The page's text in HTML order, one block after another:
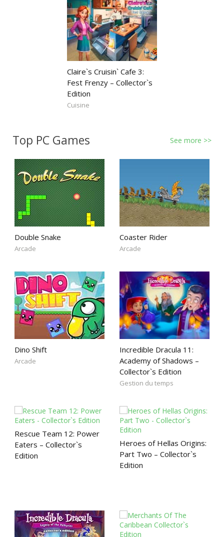
Claire`s Cruisin` Cafe 3:
Fest Frenzy – Collector`s
Edition
Cuisine
Top PC Games See more >>
Double Snake
Arcade
Coaster Rider
Arcade
Dino Shift
Arcade
Incredible Dracula 11:
Academy of Shadows –
Collector`s Edition
Gestion du temps
Rescue Team 12: Power
Eaters – Collector`s
Edition
Heroes of Hellas Origins:
Part Two – Collector`s
Edition